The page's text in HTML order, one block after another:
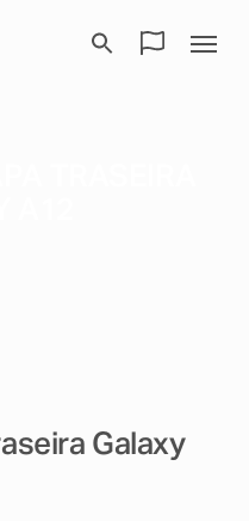
Galaxy